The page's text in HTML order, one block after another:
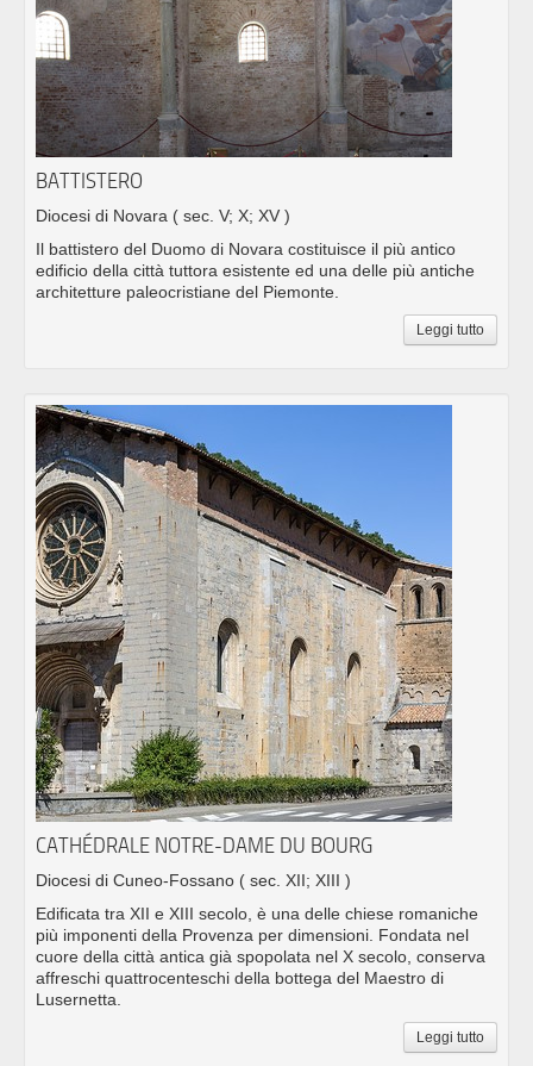
BATTISTERO
Diocesi di Novara ( sec. V; X; XV )
Il battistero del Duomo di Novara costituisce il più antico
edificio della città tuttora esistente ed una delle più antiche
architetture paleocristiane del Piemonte.
Leggi tutto
CATHÉDRALE NOTRE-DAME DU BOURG
Diocesi di Cuneo-Fossano ( sec. XII; XIII )
Edificata tra XII e XIII secolo, è una delle chiese romaniche
più imponenti della Provenza per dimensioni. Fondata nel
cuore della città antica già spopolata nel X secolo, conserva
affreschi quattrocenteschi della bottega del Maestro di
Lusernetta.
Leggi tutto